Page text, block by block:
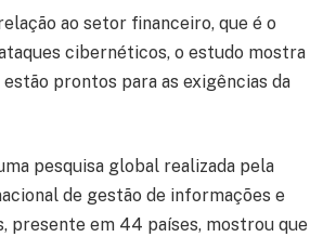
ao setor financeiro, que é o
cibernéticos, o estudo mostra
estão prontos para as exigências da
pesquisa global realizada pela
de gestão de informações e
presente em 44 países, mostrou que